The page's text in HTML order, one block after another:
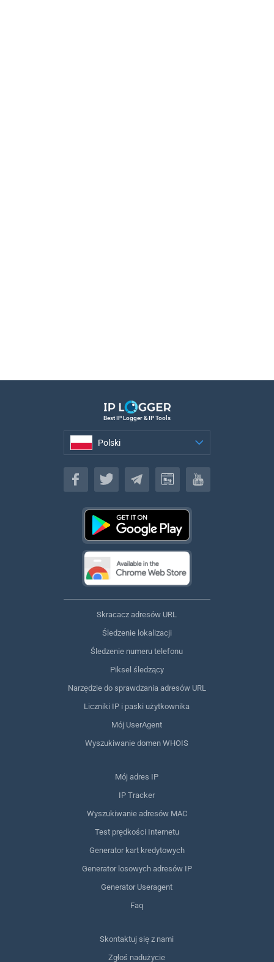
Best IP Logger & IP Tools
Polski
Polski
Skracacz adresów URL
Śledzenie lokalizacji
Śledzenie numeru telefonu
Piksel śledzący
Narzędzie do sprawdzania adresów URL
Liczniki IP i paski użytkownika
Mój UserAgent
Wyszukiwanie domen WHOIS
Mój adres IP
IP Tracker
Wyszukiwanie adresów MAC
Test prędkości Internetu
Generator kart kredytowych
Generator losowych adresów IP
Generator Useragent
Faq
Skontaktuj się z nami
Zgłoś nadużycie